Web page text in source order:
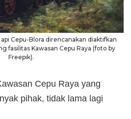
Cepu-Blora direncanakan diaktifkan
fasilitas Kawasan Cepu Raya (foto by
Freepik).
Cepu Raya yang
pihak, tidak lama lagi